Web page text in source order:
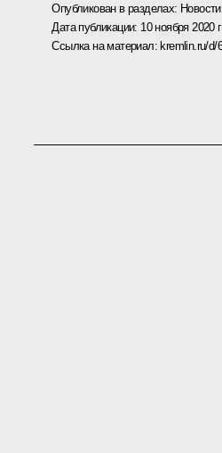
Опубликован в разделах: Новости,
Дата публикации: 10 ноября 2020
Ссылка на материал: kremlin.ru/d/